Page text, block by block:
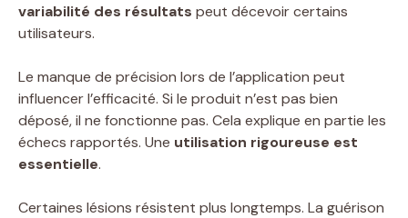
variabilité des résultats peut décevoir certains
utilisateurs.
Le manque de précision lors de l’application peut
influencer l’efficacité. Si le produit n’est pas bien
déposé, il ne fonctionne pas. Cela explique en partie les
échecs rapportés. Une utilisation rigoureuse est
essentielle.
Certaines lésions résistent plus longtemps. La guérison